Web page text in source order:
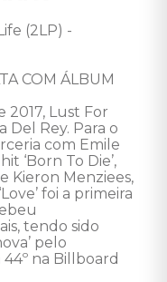
(2LP) -
COM ÁLBUM
2017, Lust For
Del Rey. Para o
com Emile
‘Born To Die’,
Kieron Menziees,
foi a primeira
tendo sido
pelo
na Billboard